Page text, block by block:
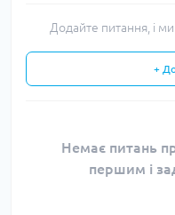
Додайте питання, і
+
Немає питань
першим і